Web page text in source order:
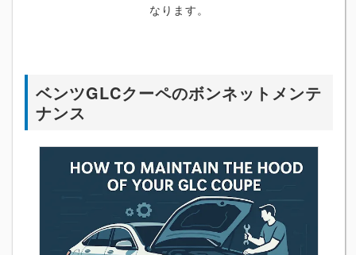
なります。
ベンツGLCクーペのボンネットメンテ
ナンス